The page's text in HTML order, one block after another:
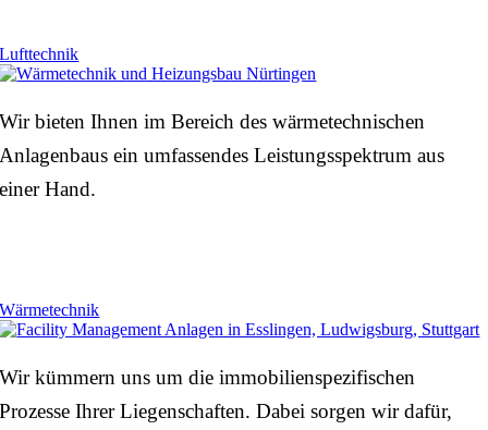
Lufttechnik
Wir bieten Ihnen im Bereich des wärmetechnischen
Anlagenbaus ein umfassendes Leistungsspektrum aus
einer Hand.
Wärmetechnik
Wir kümmern uns um die immobilienspezifischen
Prozesse Ihrer Liegenschaften. Dabei sorgen wir dafür,